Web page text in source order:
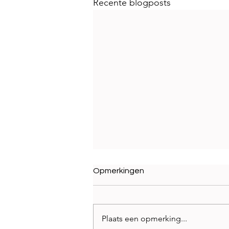
Recente blogposts
Best Brands 2026
Opmerkingen
Plaats een opmerking...